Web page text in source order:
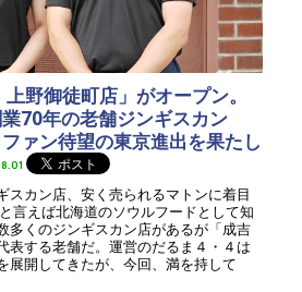
上野御徒町店」がオープン。
70年の老舗ジンギスカン
ァン待望の東京進出を果たし
スカン店、安く売られるマトンに着目
言えば北海道のソウルフードとして知
多くのジンギスカン店があるが「成吉
表する老舗だ。運営のだるま４・４は
展開してきたが、今回、満を持して